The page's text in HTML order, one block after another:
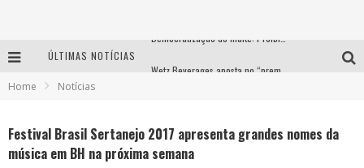
ÚLTIMAS NOTÍCIAS
Home Notícias
Festival Brasil Sertanejo 2017 apresenta grandes nomes da
música em BH na próxima semana